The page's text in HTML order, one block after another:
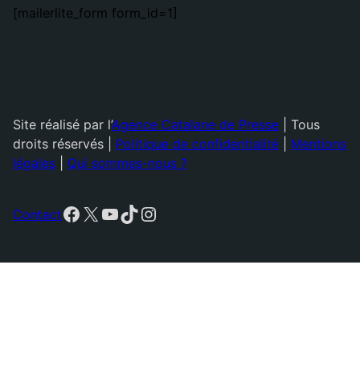
[mailerlite_form form_id=1]
Site réalisé par l’Agence Catalane de Presse | Tous
droits réservés | Politique de confidentialité
Mentions
légales
Qui sommes-nous ?
ContactFacebook
X YouTube
TikTok
Instagram